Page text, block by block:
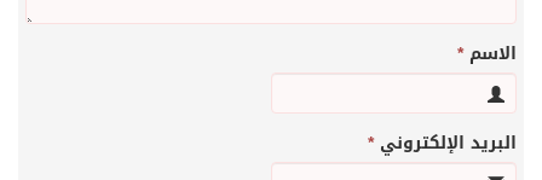
الاسم*
البريد الإلكتروني*